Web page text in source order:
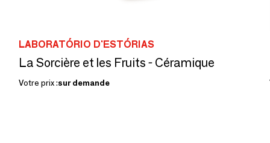
LABORATÓRIO D'ESTÓRIAS
La Sorcière et les Fruits - Céramique
Votre prix :sur demande